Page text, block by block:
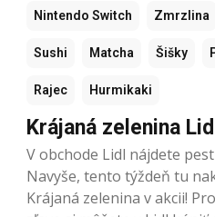
Nintendo Switch Zmrzlina
Sushi Matcha Šišky
Rajec Hurmikaki
Krájaná zelenina
V obchode Lidl nájdete
Navyše, tento týždeň tu
Krájaná zelenina v akcii!